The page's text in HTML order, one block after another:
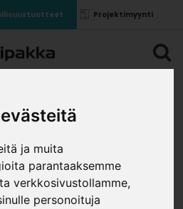
ja muita
parantaaksemme
verkkosivustollamme,
personoituja
Projektimyynti